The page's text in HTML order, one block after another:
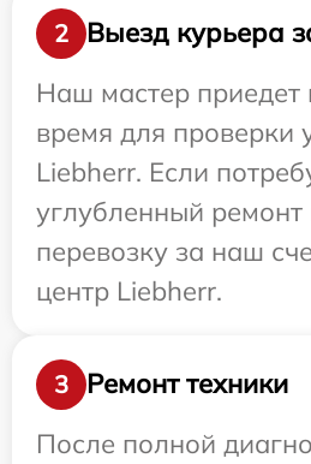
2
Выезд курьера
Наш мастер приедет
время для проверки
Liebherr. Если
углубленный
перевозку за наш
центр Liebherr.
3
Ремонт техники
После полной